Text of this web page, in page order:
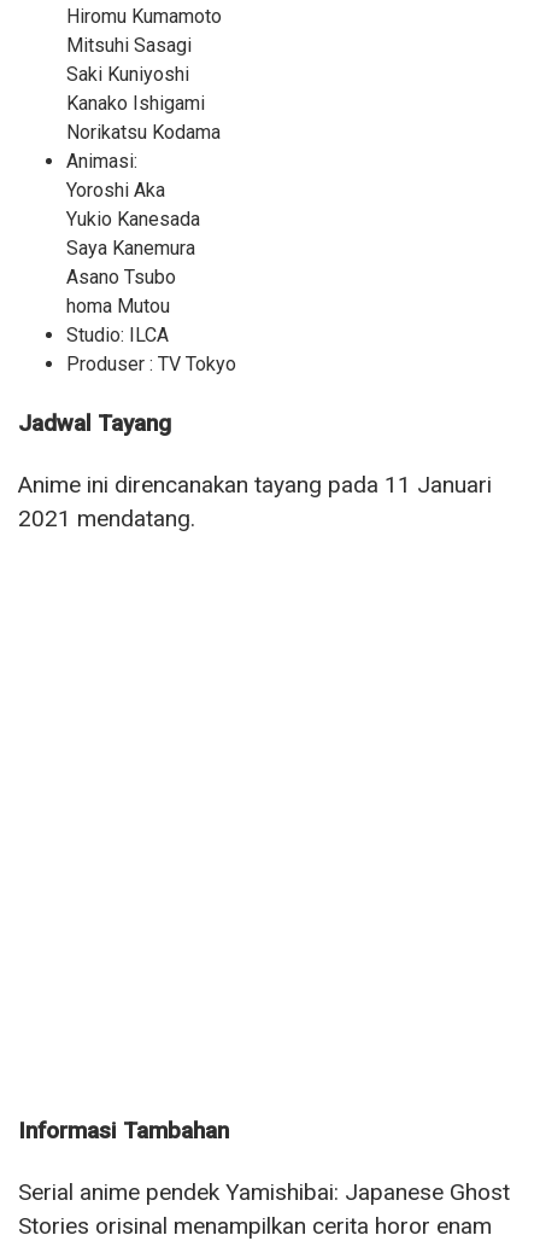
Hiromu Kumamoto
Mitsuhi Sasagi
Saki Kuniyoshi
Kanako Ishigami
Norikatsu Kodama
Animasi:
Yoroshi Aka
Yukio Kanesada
Saya Kanemura
Asano Tsubo
homa Mutou
Studio: ILCA
Produser : TV Tokyo
Jadwal Tayang
Anime ini direncanakan tayang pada 11 Januari
2021 mendatang.
Informasi Tambahan
Serial anime pendek Yamishibai: Japanese Ghost
Stories orisinal menampilkan cerita horor enam